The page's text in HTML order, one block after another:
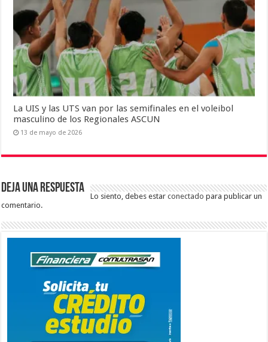
La UIS y las UTS van por las semifinales en el voleibol
masculino de los Regionales ASCUN
13 de mayo de 2026
Deja una respuesta
Lo siento, debes estarconectado para publicar un
comentario.